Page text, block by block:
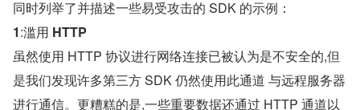
同时列举了并描述一些易受攻击的 SDK 的示例：
1:滥用 HTTP
虽然使用 HTTP 协议进行网络连接已被认为是不安全的,但
是我们发现许多第三方 SDK 仍然使用此通道 与远程服务器
进行通信。更糟糕的是,一些重要数据还通过 HTTP 通道以